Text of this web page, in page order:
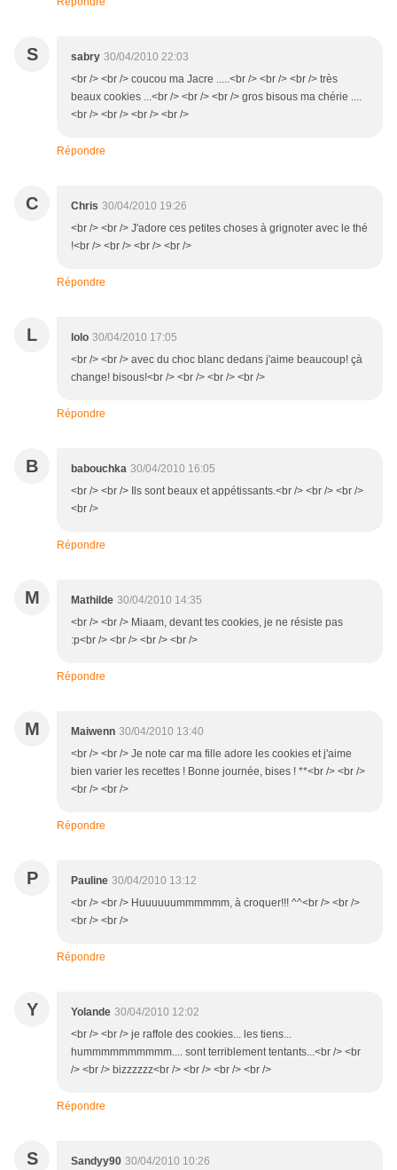
S sabry 30/04/2010 22:03
<br /> <br /> coucou ma Jacre .....<br /> <br /> <br /> très
beaux cookies ...<br /> <br /> <br /> gros bisous ma chérie ....
<br /> <br /> <br /> <br />
Répondre
C Chris 30/04/2010 19:26
<br /> <br /> J'adore ces petites choses à grignoter avec le thé
!<br /> <br /> <br /> <br />
Répondre
L lolo 30/04/2010 17:05
<br /> <br /> avec du choc blanc dedans j'aime beaucoup! çà
change! bisous!<br /> <br /> <br /> <br />
Répondre
B babouchka 30/04/2010 16:05
<br /> <br /> Ils sont beaux et appétissants.<br /> <br /> <br />
<br />
Répondre
M Mathilde 30/04/2010 14:35
<br /> <br /> Miaam, devant tes cookies, je ne résiste pas
:p<br /> <br /> <br /> <br />
Répondre
M Maiwenn 30/04/2010 13:40
<br /> <br /> Je note car ma fille adore les cookies et j'aime
bien varier les recettes ! Bonne journée, bises ! **<br /> <br />
<br /> <br />
Répondre
P Pauline 30/04/2010 13:12
<br /> <br /> Huuuuuummmmmm, à croquer!!! ^^<br /> <br />
<br /> <br />
Répondre
Y Yolande 30/04/2010 12:02
<br /> <br /> je raffole des cookies... les tiens...
hummmmmmmmmm.... sont terriblement tentants...<br /> <br
/> <br /> bizzzzzz<br /> <br /> <br /> <br />
Répondre
S Sandyy90 30/04/2010 10:26